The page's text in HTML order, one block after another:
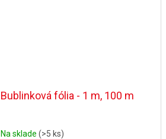
Bublinková fólia - 1 m, 100 m
Na sklade (>5 ks)